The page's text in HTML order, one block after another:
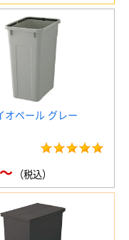
オペール グレー
（税込）